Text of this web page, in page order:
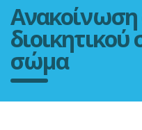
Ανακοίνωση
σώμα